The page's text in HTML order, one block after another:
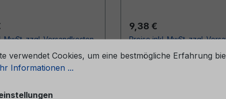
Preis:
MwSt. zzgl. Versandkosten
den Warenkorb
Regulärer Preis:
9,38 €
Preise inkl. MwSt. zzgl.
verwendet Cookies, um eine bestmögliche Erfahrung
Informationen ...